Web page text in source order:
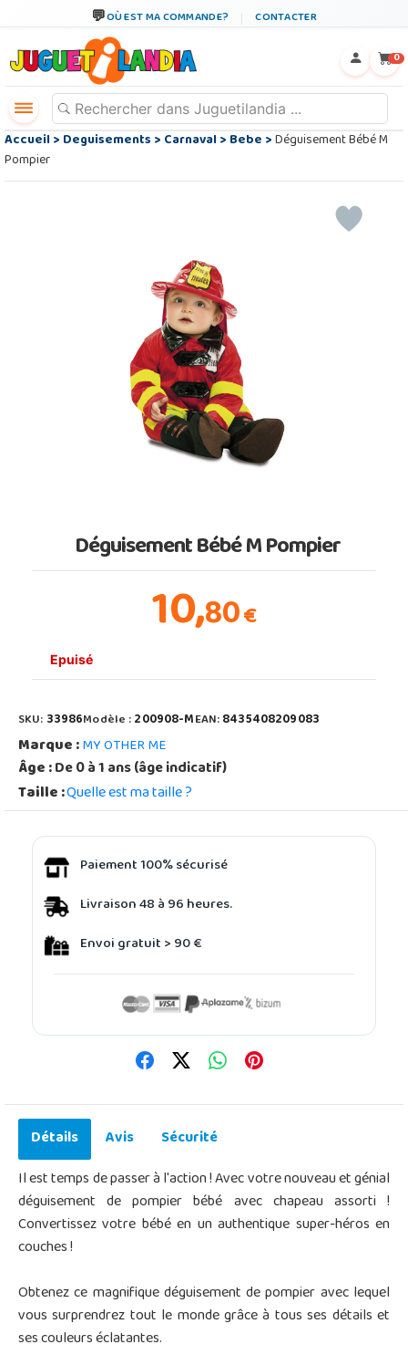
OÙ EST MA COMMANDE? CONTACTER
0
Accueil>Deguisements>Carnaval>Bebe>Déguisement Bébé M
Pompier
Déguisement Bébé M Pompier
10,80€
Epuisé
SKU:33986Modèle :200908-MEAN:8435408209083
Marque :MY OTHER ME
Âge :De 0 à 1 ans (âge indicatif)
Taille :Quelle est ma taille ?
Paiement 100% sécurisé
Livraison 48 à 96 heures.
Envoi gratuit > 90 €
Détails Avis
Sécurité
Il est temps de passer à l'action ! Avec votre nouveau et génial
déguisement de pompier bébé avec chapeau assorti !
Convertissez votre bébé en un authentique super-héros en
couches !
Obtenez ce magnifique déguisement de pompier avec lequel
vous surprendrez tout le monde grâce à tous ses détails et
ses couleurs éclatantes.